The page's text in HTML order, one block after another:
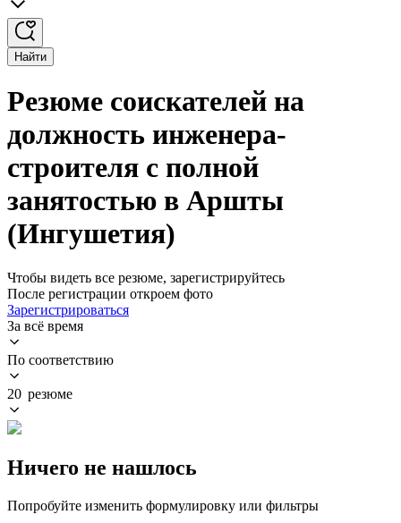
Найти
Резюме соискателей на
должность инженера-
строителя с полной
занятостью в Аршты
(Ингушетия)
Чтобы видеть все резюме, зарегистрируйтесь
После регистрации откроем фото
Зарегистрироваться
За всё время
По соответствию
20 резюме
Ничего не нашлось
Попробуйте изменить формулировку или фильтры